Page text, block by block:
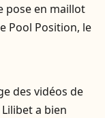
pose en maillot
Pool Position, le
des vidéos de
a bien